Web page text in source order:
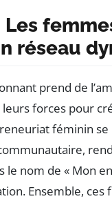
Les
réseau
prend de
forces pour
féminin
le nom de « Mon
Ensemble,